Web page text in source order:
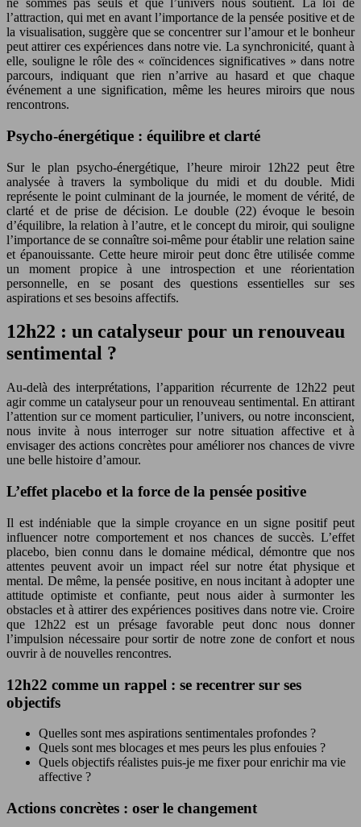
ne sommes pas seuls et que l’univers nous soutient. La loi de
l’attraction, qui met en avant l’importance de la pensée positive et de
la visualisation, suggère que se concentrer sur l’amour et le bonheur
peut attirer ces expériences dans notre vie. La synchronicité, quant à
elle, souligne le rôle des « coïncidences significatives » dans notre
parcours, indiquant que rien n’arrive au hasard et que chaque
événement a une signification, même les heures miroirs que nous
rencontrons.
Psycho-énergétique : équilibre et clarté
Sur le plan psycho-énergétique, l’heure miroir 12h22 peut être
analysée à travers la symbolique du midi et du double. Midi
représente le point culminant de la journée, le moment de vérité, de
clarté et de prise de décision. Le double (22) évoque le besoin
d’équilibre, la relation à l’autre, et le concept du miroir, qui souligne
l’importance de se connaître soi-même pour établir une relation saine
et épanouissante. Cette heure miroir peut donc être utilisée comme
un moment propice à une introspection et une réorientation
personnelle, en se posant des questions essentielles sur ses
aspirations et ses besoins affectifs.
12h22 : un catalyseur pour un renouveau
sentimental ?
Au-delà des interprétations, l’apparition récurrente de 12h22 peut
agir comme un catalyseur pour un renouveau sentimental. En attirant
l’attention sur ce moment particulier, l’univers, ou notre inconscient,
nous invite à nous interroger sur notre situation affective et à
envisager des actions concrètes pour améliorer nos chances de vivre
une belle histoire d’amour.
L’effet placebo et la force de la pensée positive
Il est indéniable que la simple croyance en un signe positif peut
influencer notre comportement et nos chances de succès. L’effet
placebo, bien connu dans le domaine médical, démontre que nos
attentes peuvent avoir un impact réel sur notre état physique et
mental. De même, la pensée positive, en nous incitant à adopter une
attitude optimiste et confiante, peut nous aider à surmonter les
obstacles et à attirer des expériences positives dans notre vie. Croire
que 12h22 est un présage favorable peut donc nous donner
l’impulsion nécessaire pour sortir de notre zone de confort et nous
ouvrir à de nouvelles rencontres.
12h22 comme un rappel : se recentrer sur ses
objectifs
Quelles sont mes aspirations sentimentales profondes ?
Quels sont mes blocages et mes peurs les plus enfouies ?
Quels objectifs réalistes puis-je me fixer pour enrichir ma vie
affective ?
Actions concrètes : oser le changement